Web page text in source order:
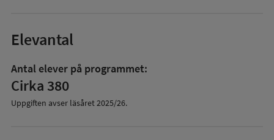
Elevantal
Antal elever på programmet:
Cirka 380
Uppgiften avser läsåret2025/26.